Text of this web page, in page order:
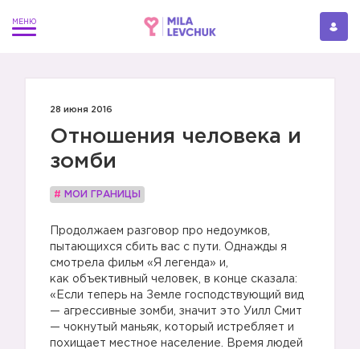
28 июня 2016
Отношения человека и
зомби
# МОИ ГРАНИЦЫ
Продолжаем разговор про недоумков,
пытающихся сбить вас с пути. Однажды я
смотрела фильм «Я легенда» и,
как объективный человек, в конце сказала:
«Если теперь на Земле господствующий вид
— агрессивные зомби, значит это Уилл Смит
— чокнутый маньяк, который истребляет и
похищает местное население. Время людей